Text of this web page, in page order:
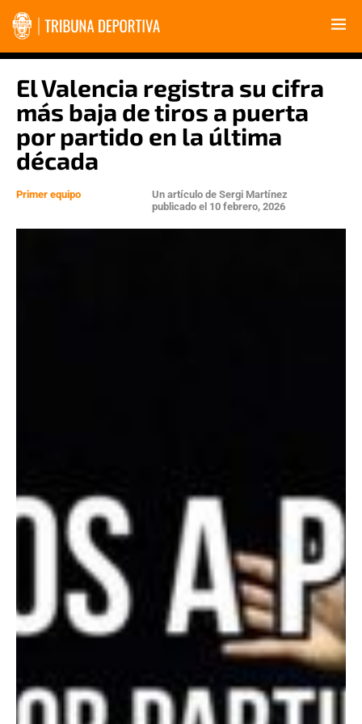
El Valencia registra su cifra
más baja de tiros a puerta
por partido en la última
década
Primer equipo Un artículo de Sergi Martínez
publicado el 10 febrero, 2026